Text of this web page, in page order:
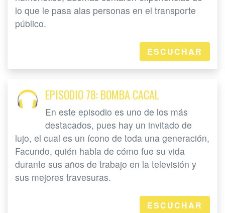
lo que le pasa alas personas en el transporte
público.
ESCUCHAR
EPISODIO 78: BOMBA CACAL
En este episodio es uno de los más
destacados, pues hay un invitado de
lujo, el cual es un ícono de toda una generación,
Facundo, quién habla de cómo fue su vida
durante sus años de trabajo en la televisión y
sus mejores travesuras.
ESCUCHAR